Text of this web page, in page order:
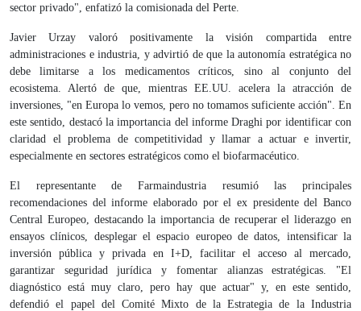
sector privado", enfatizó la comisionada del Perte.
Javier Urzay valoró positivamente la visión compartida entre
administraciones e industria, y advirtió de que la autonomía estratégica no
debe limitarse a los medicamentos críticos, sino al conjunto del
ecosistema. Alertó de que, mientras EE.UU. acelera la atracción de
inversiones, "en Europa lo vemos, pero no tomamos suficiente acción". En
este sentido, destacó la importancia del informe Draghi por identificar con
claridad el problema de competitividad y llamar a actuar e invertir,
especialmente en sectores estratégicos como el biofarmacéutico.
El representante de Farmaindustria resumió las principales
recomendaciones del informe elaborado por el ex presidente del Banco
Central Europeo, destacando la importancia de recuperar el liderazgo en
ensayos clínicos, desplegar el espacio europeo de datos, intensificar la
inversión pública y privada en I+D, facilitar el acceso al mercado,
garantizar seguridad jurídica y fomentar alianzas estratégicas. "El
diagnóstico está muy claro, pero hay que actuar" y, en este sentido,
defendió el papel del Comité Mixto de la Estrategia de la Industria